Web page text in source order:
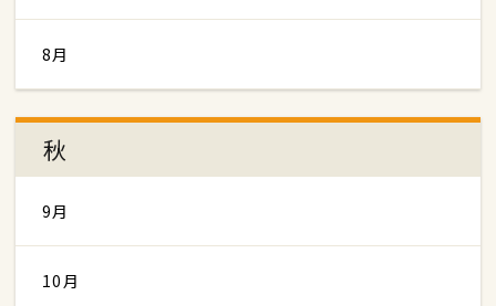
8月
秋
9月
10月